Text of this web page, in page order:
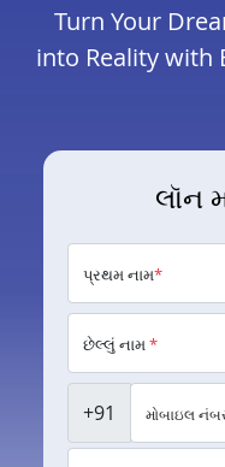
Turn Your
into Reality with
લૉન
પ્રથમ નામ*
છેલ્લું નામ*
+91 મોબાઇલ